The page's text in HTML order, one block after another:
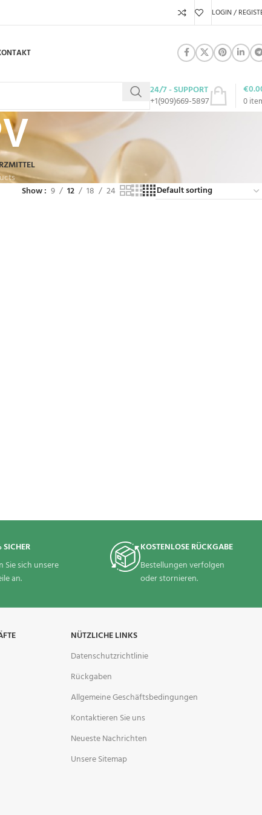
LOGIN /
24/7 - SUPPORT
+1(909)669-5897
0
€
Show 9 12 18 24
Sie sich unsere
an.
KOSTENLOSE RÜCKGABE
Bestellungen verfolgen
oder stornieren.
NÜTZLICHE LINKS
Datenschutzrichtlinie
Rückgaben
Allgemeine Geschäftsbedingungen
Kontaktieren Sie uns
Neueste Nachrichten
Unsere Sitemap